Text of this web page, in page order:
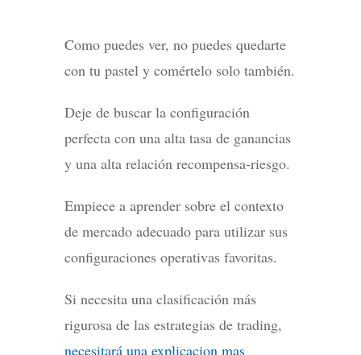
Como puedes ver, no puedes quedarte
con tu pastel y comértelo solo también.
Deje de buscar la configuración
perfecta con una alta tasa de ganancias
y una alta relación recompensa-riesgo.
Empiece a aprender sobre el contexto
de mercado adecuado para utilizar sus
configuraciones operativas favoritas.
Si necesita una clasificación más
rigurosa de las estrategias de trading,
necesitará una explicacion mas